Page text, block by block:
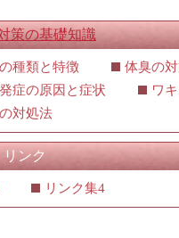
策の基礎知識
種類と特徴 体臭の
症の原因と症状
ワ
対処法
リンク
リンク集4